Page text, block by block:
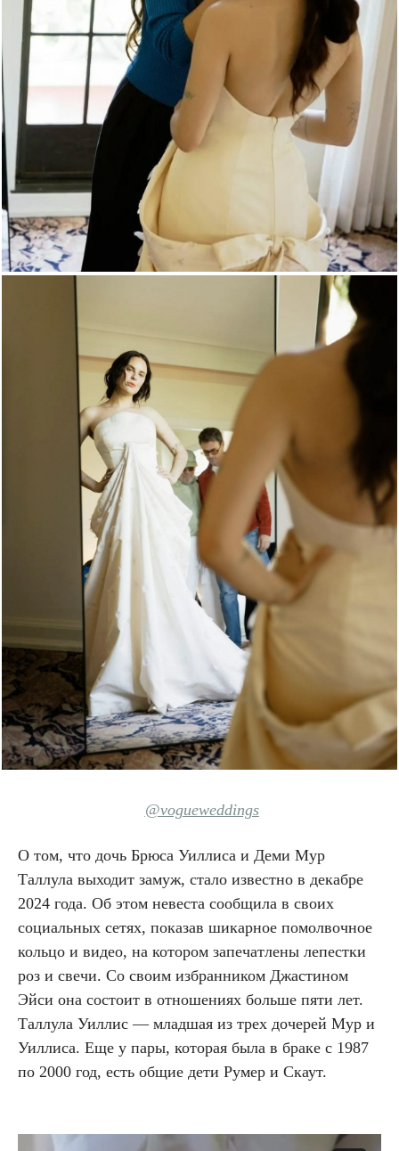
@vogueweddings
О том, что дочь Брюса Уиллиса и Деми Мур
Таллула выходит замуж, стало известно в декабре
2024 года. Об этом невеста сообщила в своих
социальных сетях, показав шикарное помолвочное
кольцо и видео, на котором запечатлены лепестки
роз и свечи. Со своим избранником Джастином
Эйси она состоит в отношениях больше пяти лет.
Таллула Уиллис — младшая из трех дочерей Мур и
Уиллиса. Еще у пары, которая была в браке с 1987
по 2000 год, есть общие дети Румер и Скаут.